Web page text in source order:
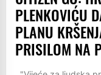
PLENKOVIĆU
PLANU
PRISILOM NA